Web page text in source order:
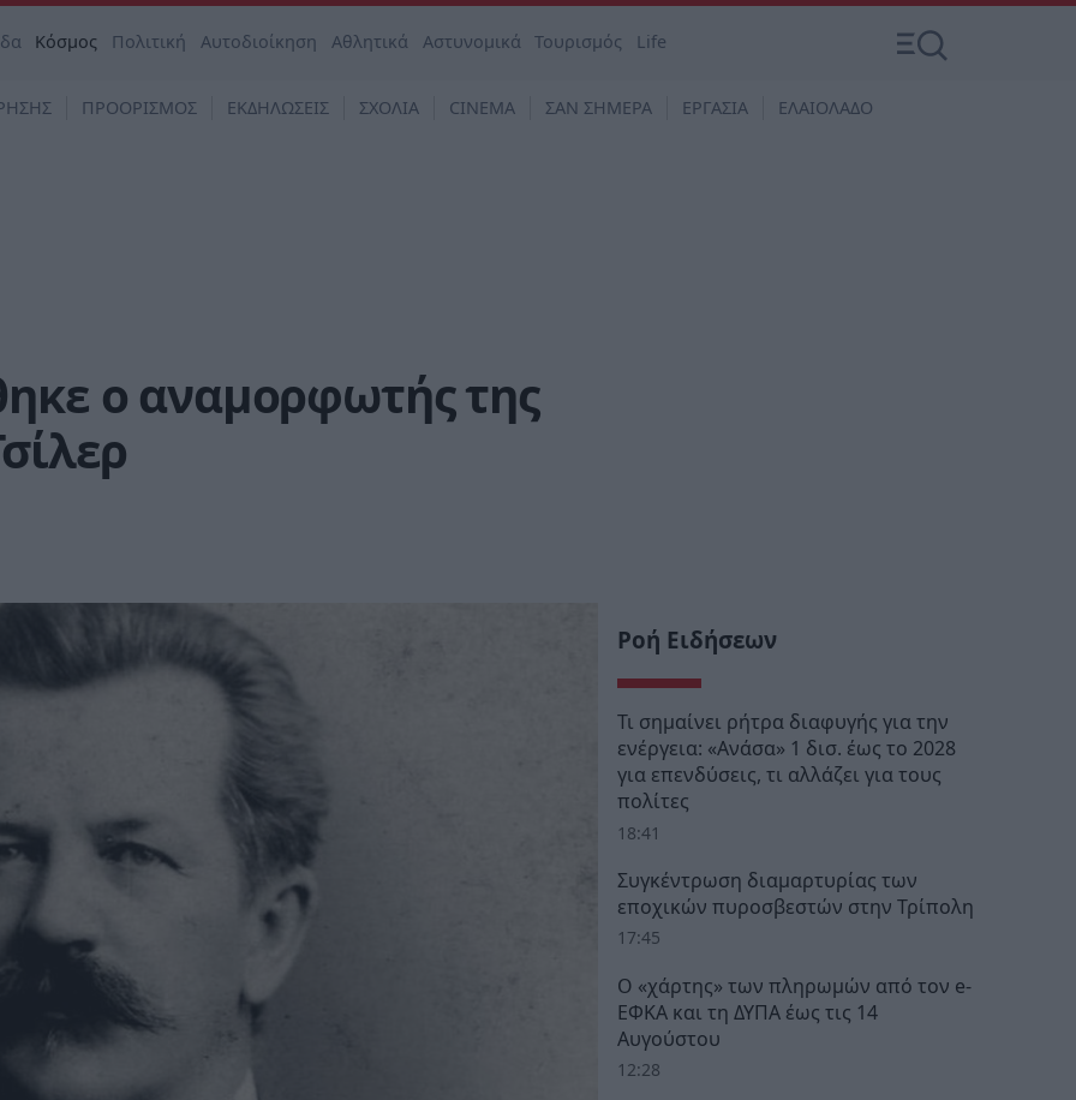
Κόσμος Πολιτική Αυτοδιοίκηση Αθλητικά Αστυνομικά Τουρισμός Life
ΠΡΟΟΡΙΣΜΟΣ ΕΚΔΗΛΩΣΕΙΣ ΣΧΟΛΙΑ CINEMA ΣΑΝ ΣΗΜΕΡΑ ΕΡΓΑΣΙΑ ΕΛΑΙΟΛΑΔΟ
ο αναμορφωτής της
Ροή Ειδήσεων
Τι σημαίνει ρήτρα διαφυγής για την
ενέργεια: «Ανάσα» 1 δισ. έως το 2028
για επενδύσεις, τι αλλάζει για τους
πολίτες
18:41
Συγκέντρωση διαμαρτυρίας των
εποχικών πυροσβεστών στην Τρίπολη
17:45
Ο «χάρτης» των πληρωμών από τον e-
ΕΦΚΑ και τη ΔΥΠΑ έως τις 14
Αυγούστου
12:28